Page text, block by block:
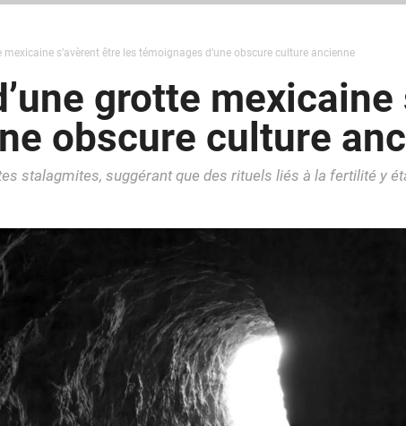
mexicaine s’avèrent être les témoignages d’une obscure culture ancienne
grotte
obscure culture
stalagmites, suggérant que des rituels liés à la fertilité y